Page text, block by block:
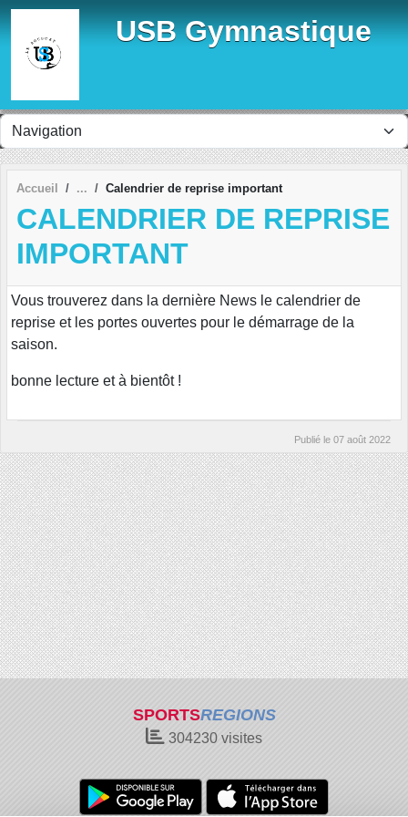
USB Gymnastique
Accueil Calendrier de reprise important
CALENDRIER DE REPRISE
IMPORTANT
Vous trouverez dans la dernière News le calendrier de
reprise et les portes ouvertes pour le démarrage de la
saison.
bonne lecture et à bientôt !
Publié le 07 août 2022
SPORTSREGIONS
304230 visites
Panneau de gestion des cookies